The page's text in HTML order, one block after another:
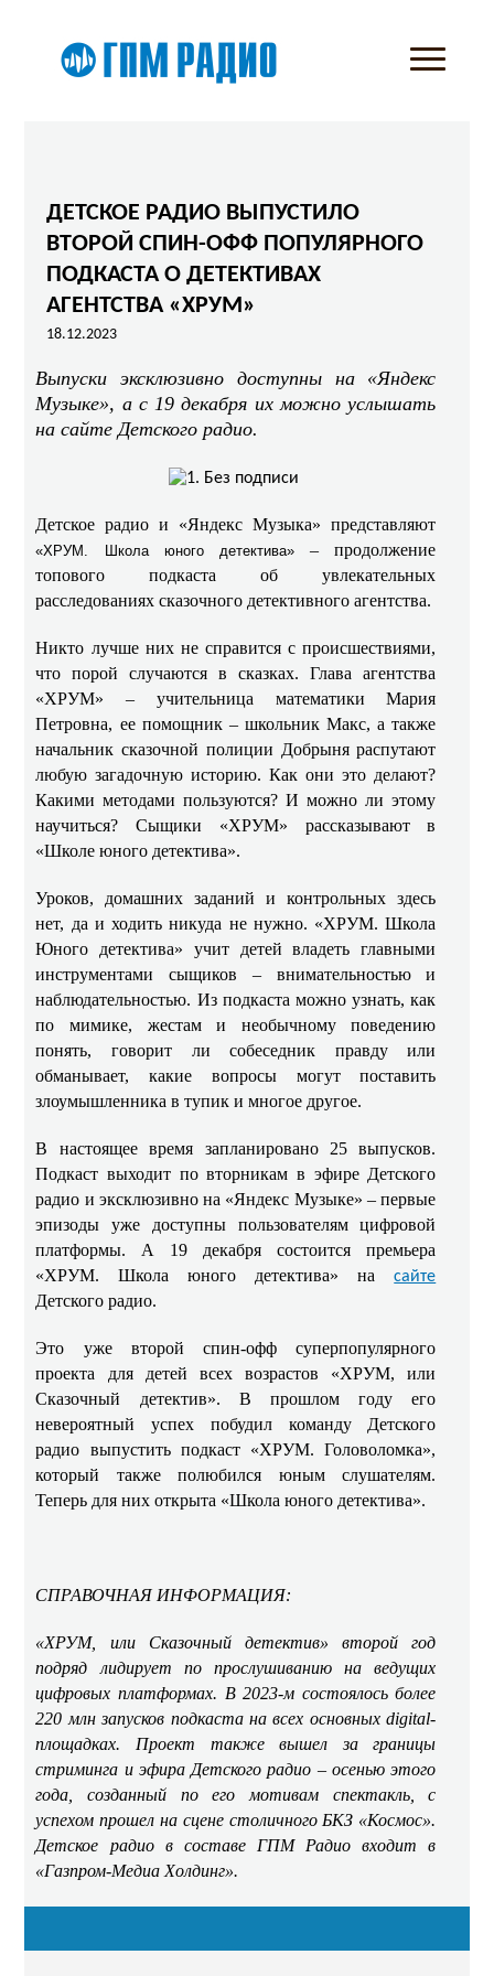
ДЕТСКОЕ РАДИО ВЫПУСТИЛО
ВТОРОЙ СПИН-ОФФ ПОПУЛЯРНОГО
ПОДКАСТА О ДЕТЕКТИВАХ
АГЕНТСТВА «ХРУМ»
18.12.2023
Выпуски эксклюзивно доступны на «Яндекс
Музыке», а с 19 декабря их можно услышать
на сайте Детского радио.
Детское радио и «Яндекс Музыка» представляют
«ХРУМ. Школа юного детектива»– продолжение
топового подкаста об увлекательных
расследованиях сказочного детективного агентства.
Никто лучше них не справится с происшествиями,
что порой случаются в сказках. Глава агентства
«ХРУМ» – учительница математики Мария
Петровна, ее помощник – школьник Макс, а также
начальник сказочной полиции Добрыня распутают
любую загадочную историю. Как они это делают?
Какими методами пользуются? И можно ли этому
научиться? Сыщики «ХРУМ» рассказывают в
«Школе юного детектива».
Уроков, домашних заданий и контрольных здесь
нет, да и ходить никуда не нужно. «ХРУМ. Школа
Юного детектива» учит детей владеть главными
инструментами сыщиков – внимательностью и
наблюдательностью. Из подкаста можно узнать, как
по мимике, жестам и необычному поведению
понять, говорит ли собеседник правду или
обманывает, какие вопросы могут поставить
злоумышленника в тупик и многое другое.
В настоящее время запланировано 25 выпусков.
Подкаст выходит по вторникам в эфире Детского
радио и эксклюзивно на «Яндекс Музыке» – первые
эпизоды уже доступны пользователям цифровой
платформы. А 19 декабря состоится премьера
«ХРУМ. Школа юного детектива» насайте
Детского радио.
Это уже второй спин-офф суперпопулярного
проекта для детей всех возрастов «ХРУМ, или
Сказочный детектив». В прошлом году его
невероятный успех побудил команду Детского
радио выпустить подкаст «ХРУМ. Головоломка»,
который также полюбился юным слушателям.
Теперь для них открыта «Школа юного детектива».
СПРАВОЧНАЯ ИНФОРМАЦИЯ:
«ХРУМ, или Сказочный детектив» второй год
подряд лидирует по прослушиванию на ведущих
цифровых платформах. В 2023-м состоялось более
220 млн запусков подкаста на всех основных digital-
площадках. Проект также вышел за границы
стриминга и эфира Детского радио – осенью этого
года, созданный по его мотивам спектакль, с
успехом прошел на сцене столичного БКЗ «Космос».
Детское радио в составе ГПМ Радио входит в
«Газпром-Медиа Холдинг».